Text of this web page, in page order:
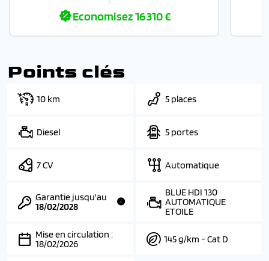
Economisez16 310 €
Points clés
10 km 5 places
Diesel 5 portes
7 CV Automatique
Garantie jusqu'au
18/02/2028
BLUE HDI 130
AUTOMATIQUE
ETOILE
Mise en circulation :
18/02/2026
145 g/km - Cat D